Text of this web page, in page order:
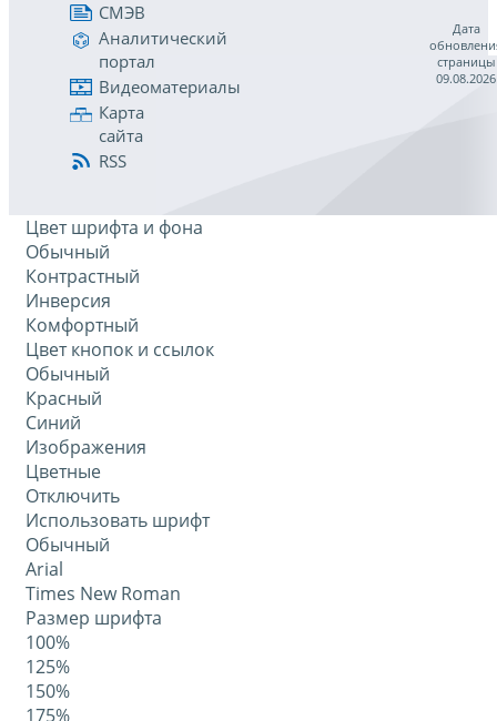
СМЭВ
Аналитический
портал
Видеоматериалы
Карта
сайта
RSS
Дата
страницы
09.08.2026
Цвет шрифта и фона
Обычный
Контрастный
Инверсия
Комфортный
Цвет кнопок и ссылок
Обычный
Красный
Синий
Изображения
Цветные
Отключить
Использовать шрифт
Обычный
Arial
Times New Roman
Размер шрифта
100%
125%
150%
175%